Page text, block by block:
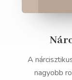
A
nagyobb